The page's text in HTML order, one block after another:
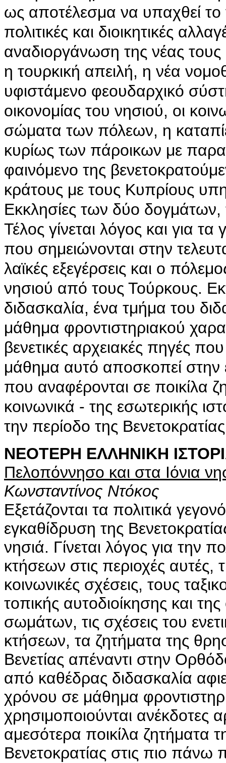
ως αποτέλεσμα να υπαχθεί το
πολιτικές και διοικητικές
αναδιοργάνωση της νέας
η τουρκική απειλή, η νέα
υφιστάμενο φεουδαρχικό
οικονομίας του νησιού, οι
σώματα των πόλεων, η
κυρίως των πάροικων με
φαινόμενο της
κράτους με τους Κυπρίους
Εκκλησίες των δύο δογμάτων,
Τέλος γίνεται λόγος και για τα
που σημειώνονται στην
λαϊκές εξεγέρσεις και ο
νησιού από τους Τούρκους.
διδασκαλία, ένα τμήμα του
μάθημα φροντιστηριακού
βενετικές αρχειακές πηγές
μάθημα αυτό αποσκοπεί στην
που αναφέρονται σε ποικίλα
κοινωνικά - της εσωτερικής
την περίοδο της
ΝΕΟΤΕΡΗ ΕΛΛΗΝΙΚΗ
Πελοπόννησο και στα Ιόνια
Κωνσταντίνος Ντόκος
Εξετάζονται τα πολιτικά
εγκαθίδρυση της
νησιά. Γίνεται λόγος για την
κτήσεων στις περιοχές
κοινωνικές σχέσεις, τους
τοπικής αυτοδιοίκησης και
σωμάτων, τις σχέσεις του
κτήσεων, τα ζητήματα της
Βενετίας απέναντι στην
από καθέδρας διδασκαλία
χρόνου σε μάθημα
χρησιμοποιούνται ανέκδοτες
αμεσότερα ποικίλα ζητήματα
Βενετοκρατίας στις πιο πάνω